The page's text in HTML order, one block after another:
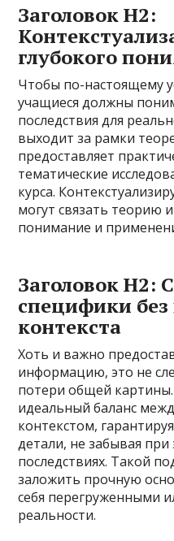
Заголовок H2:
глубокого
Чтобы по-настоящему
учащиеся должны
последствия для
выходит за рамки
предоставляет
тематические
курса.
могут связать теорию
понимание и
Заголовок H2:
специфики без
контекста
Хоть и важно
информацию, это не
потери общей
идеальный баланс
контекстом,
детали, не забывая
последствиях. Такой
заложить прочную
себя перегруженными
реальности.